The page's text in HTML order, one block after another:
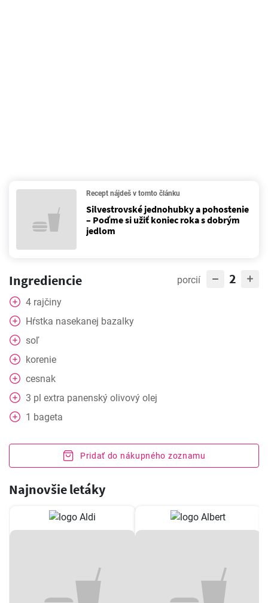
Recept nájdeš v tomto článku
Silvestrovské jednohubky a pohostenie
– Poďme si užiť koniec roka s dobrým
jedlom
Ingrediencie porcií 2
4 rajčiny
Hŕstka nasekanej bazalky
soľ
korenie
cesnak
3 pl extra panenský olivový olej
1 bageta
Pridať do nákupného zoznamu
Najnovšie letáky